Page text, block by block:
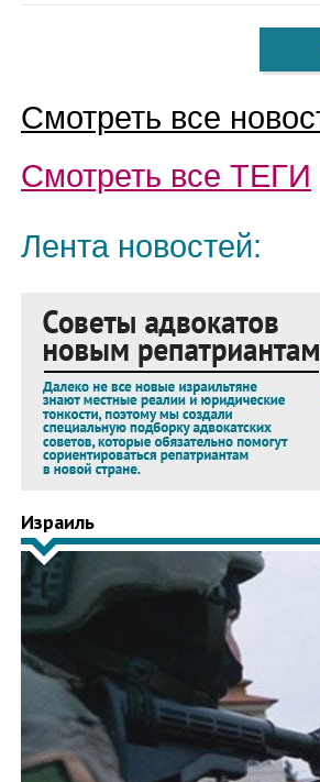
Смотреть все
Смотреть все ТЕГИ
Лента новостей:
Израиль